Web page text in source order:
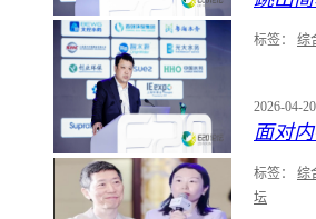
标签： 综
2026-04-
面对
标签： 综
坛